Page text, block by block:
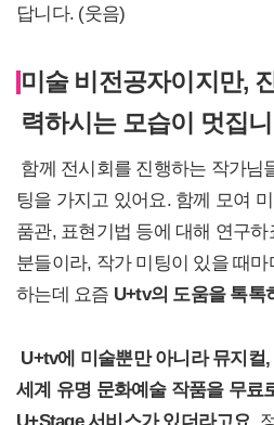
답니다. (웃음)
미술 비전공자이지만,
력하시는 모습이 멋집
함께 전시회를 진행하는 작가님
팅을 가지고 있어요. 함께 모여
품관, 표현기법 등에 대해 연구
분들이라, 작가 미팅이 있을 때
하는데 요즘 U+tv의 도움을 톡톡
U+tv에 미술뿐만 아니라 뮤지컬
세계 유명 문화예술 작품을 무료
U+Stage 서비스가 있더라고요.